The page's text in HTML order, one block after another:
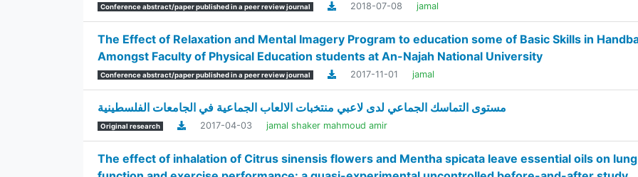
Conference abstract/paper published in a peer review journal 2018-07-08 jamal
The Effect of Relaxation and Mental Imagery Program to education some of Basic Skills in
Amongst Faculty of Physical Education students at An-Najah National University
Conference abstract/paper published in a peer review journal 2017-11-01 jamal
مستوى التماسك الجماعي لدى لاعبي منتخبات الالعاب الجماعية في الجامعات الفلسطينية
Original research 2017-04-03 jamal shaker mahmoud amir
The effect of inhalation of Citrus sinensis flowers and Mentha spicata leave essential oils on lung